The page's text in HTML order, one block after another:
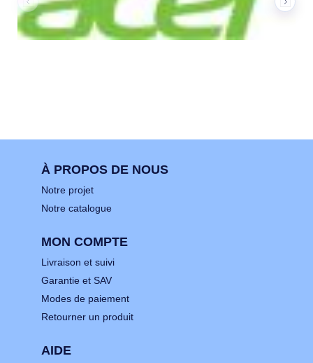
À PROPOS DE NOUS
Notre projet
Notre catalogue
MON COMPTE
Livraison et suivi
Garantie et SAV
Modes de paiement
Retourner un produit
AIDE